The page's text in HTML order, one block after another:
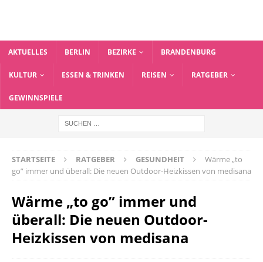
AKTUELLES BERLIN BEZIRKE BRANDENBURG
KULTUR ESSEN & TRINKEN REISEN RATGEBER
GEWINNSPIELE
STARTSEITE RATGEBER GESUNDHEIT
Wärme „to
go” immer und überall: Die neuen Outdoor-Heizkissen von medisana
Wärme „to go” immer und
überall: Die neuen Outdoor-
Heizkissen von medisana